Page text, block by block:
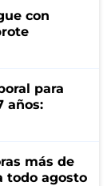
con
para
años:
más de
todo agosto